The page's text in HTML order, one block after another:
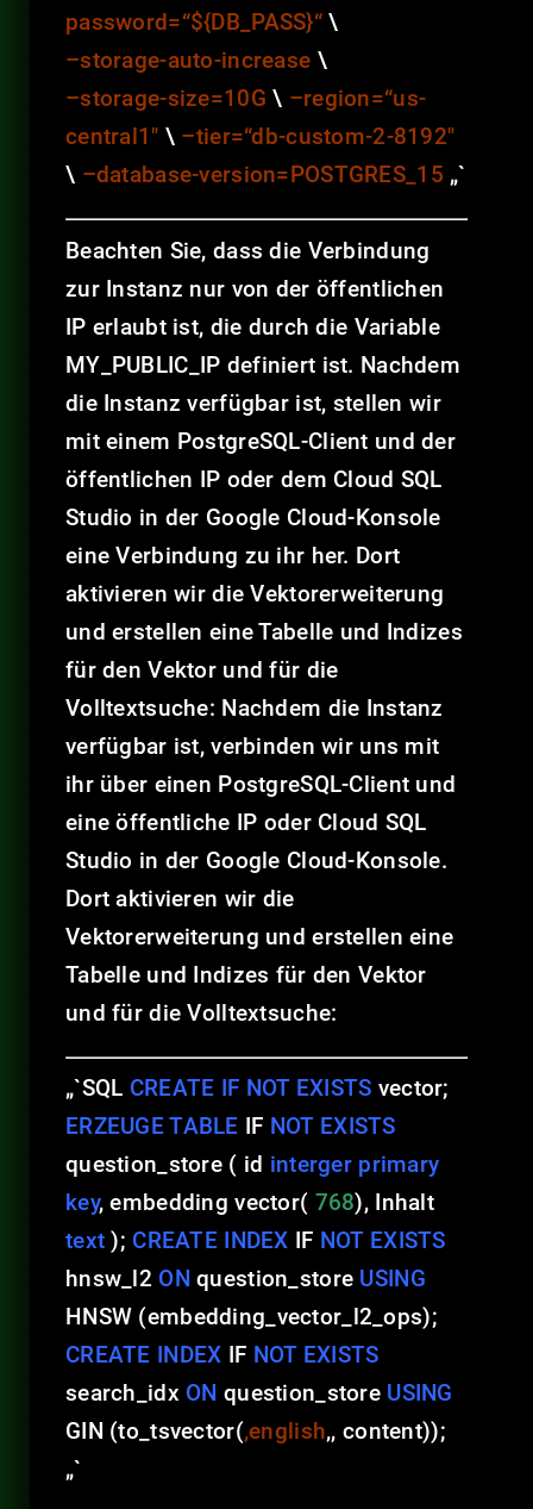
password=“${DB_PASS}“\
–storage-auto-increase \
–storage-size=10G \ –region=“us-
central1″ \ –tier=“db-custom-2-8192″
\ –database-version=POSTGRES_15 „`
Beachten Sie, dass die Verbindung
zur Instanz nur von der öffentlichen
IP erlaubt ist, die durch die Variable
MY_PUBLIC_IP definiert ist. Nachdem
die Instanz verfügbar ist, stellen wir
mit einem PostgreSQL-Client und der
öffentlichen IP oder dem Cloud SQL
Studio in der Google Cloud-Konsole
eine Verbindung zu ihr her. Dort
aktivieren wir die Vektorerweiterung
und erstellen eine Tabelle und Indizes
für den Vektor und für die
Volltextsuche: Nachdem die Instanz
verfügbar ist, verbinden wir uns mit
ihr über einen PostgreSQL-Client und
eine öffentliche IP oder Cloud SQL
Studio in der Google Cloud-Konsole.
Dort aktivieren wir die
Vektorerweiterung und erstellen eine
Tabelle und Indizes für den Vektor
und für die Volltextsuche:
„`SQL CREATE IF NOT EXISTS vector;
ERZEUGE TABLE IF NOT EXISTS
question_store ( id interger primary
key, embedding vector( 768), Inhalt
text ); CREATE INDEX IF NOT EXISTS
hnsw_l2 ONquestion_store USING
HNSW (embedding_vector_l2_ops);
CREATE INDEX IF NOT EXISTS
search_idx ON question_store USING
GIN (to_tsvector(‚english‚, content));
„`